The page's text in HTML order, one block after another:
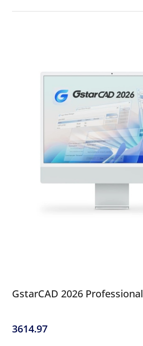
GstarCAD 2026 Professional
Cena:
3614.97